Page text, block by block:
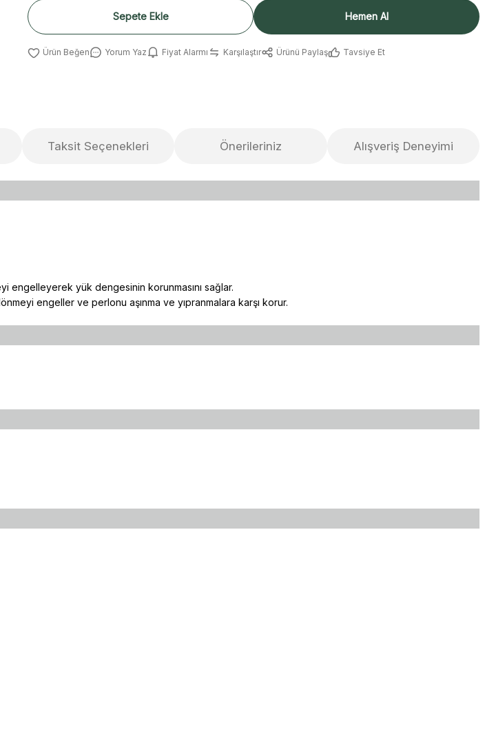
Sepete Ekle Hemen Al
Yorum Yaz Fiyat Alarmı Karşılaştır Ürünü Paylaş Tavsiye Et
Taksit Seçenekleri Önerileriniz Alışveriş Deneyimi
engelleyerek yük dengesinin korunmasını sağlar.
engeller ve perlonu aşınma ve yıpranmalara karşı korur.